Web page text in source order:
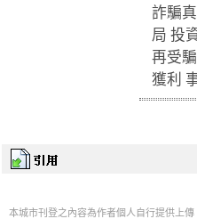
詐騙
局 投
再受
獲利
本城市刊登之內容為作者個人自行提供上傳